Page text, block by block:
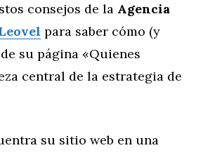
consejos de la Agencia
para saber cómo (y
su página «Quienes
central de la estrategia de
su sitio web en una